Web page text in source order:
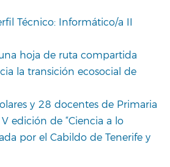
Técnico: Informático/a II
hoja de ruta compartida
la transición ecosocial de
y 28 docentes de Primaria
edición de “Ciencia a lo
por el Cabildo de Tenerife y